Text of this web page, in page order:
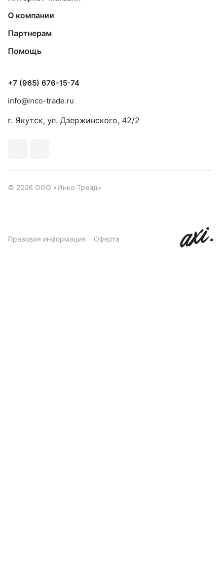
О компании
Партнерам
Помощь
+7 (965) 676-15-74
info@inco-trade.ru
г. Якутск, ул. Дзержинского, 42/2
© 2026 ООО «Инко-Трейд»
Правовая информация Оферта